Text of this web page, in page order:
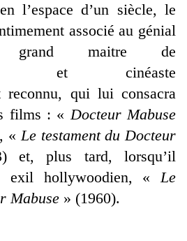
l’espace d’un siècle, le
associé au génial
grand maitre de
et cinéaste
reconnu, qui lui consacra
films : «Docteur Mabuse
«Le testament du Docteur
et, plus tard, lorsqu’il
exil hollywoodien, «Le
Mabuse » (1960).